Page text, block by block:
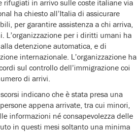
in arrivo sulle coste italiane via
ha chiesto all’Italia di assicurare
per garantire assistenza a chi arriva,
per i diritti umani ha
detenzione automatica, e di
internazionale. L’organizzazione ha
sul controllo dell’immigrazione coi
di arrivi.
indicano che è stata presa una
appena arrivate, tra cui minori,
informazioni né consapevolezza delle
in questi mesi soltanto una minima